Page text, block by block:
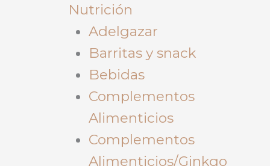
Nutrición
Adelgazar
Barritas y snack
Bebidas
Complementos
Alimenticios
Complementos
Alimenticios/Ginkgo